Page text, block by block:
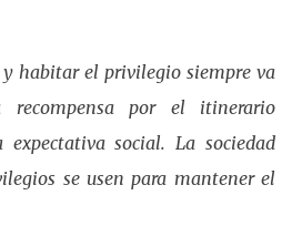
habitar el privilegio siempre va
recompensa por el itinerario
social. La sociedad
se usen para mantener el